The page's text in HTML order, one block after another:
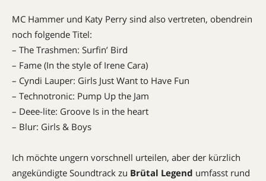
MC Hammer und Katy Perry sind also vertreten, obendrein
noch folgende Titel:
– The Trashmen: Surfin’ Bird
– Fame (In the style of Irene Cara)
– Cyndi Lauper: Girls Just Want to Have Fun
– Technotronic: Pump Up the Jam
– Deee-lite: Groove Is in the heart
– Blur: Girls & Boys
Ich möchte ungern vorschnell urteilen, aber der kürzlich
angekündigte Soundtrack zu Brütal Legend umfasst rund